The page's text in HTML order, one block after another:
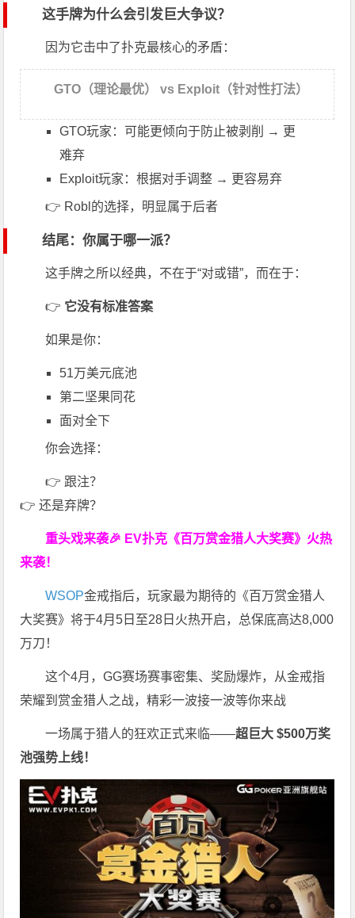
这手牌为什么会引发巨大争议？
因为它击中了扑克最核心的矛盾：
GTO（理论最优） vs Exploit（针对性打法）
GTO玩家：可能更倾向于防止被剥削 → 更
难弃
Exploit玩家：根据对手调整 → 更容易弃
👉 Robl的选择，明显属于后者
结尾：你属于哪一派？
这手牌之所以经典，不在于“对或错”，而在于：
👉 它没有标准答案
如果是你：
51万美元底池
第二坚果同花
面对全下
你会选择：
👉 跟注？
👉 还是弃牌？
重头戏来袭🎉 EV扑克 《百万赏金猎人大奖赛》 火热
来袭！
WSOP金戒指后，玩家最为期待的《百万赏金猎人
大奖赛》将于4月5日至28日火热开启，总保底高达8,000
万刀！
这个4月，GG赛场赛事密集、奖励爆炸，从金戒指
荣耀到赏金猎人之战，精彩一波接一波等你来战
一场属于猎人的狂欢正式来临——超巨大 $500万奖
池强势上线！